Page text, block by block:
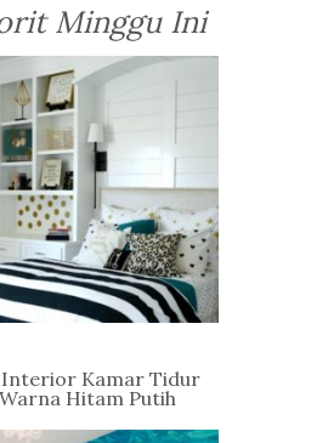
Minggu Ini
Interior Kamar Tidur
Hitam Putih